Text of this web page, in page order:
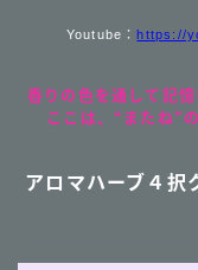
Youtube：https://
香りの色を通して記
ここは、“またね”
アロマハーブ４択